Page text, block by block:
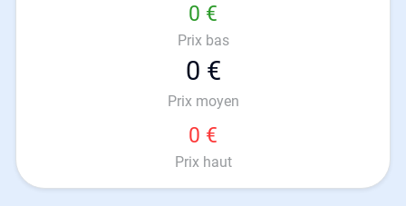
0 €
Prix bas
0 €
Prix moyen
0 €
Prix haut